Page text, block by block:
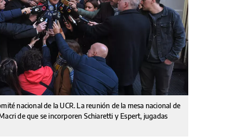
nacional de la UCR. La reunión de la mesa nacional de
de que se incorporen Schiaretti y Espert, jugadas